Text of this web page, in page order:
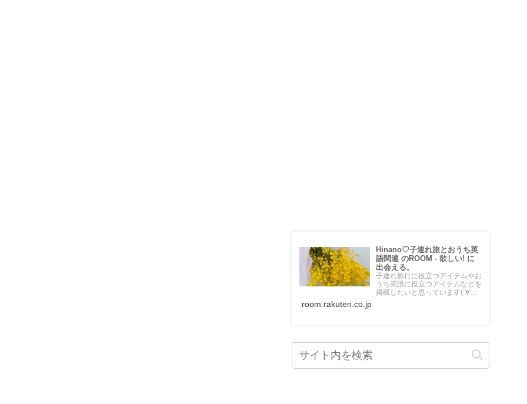
Hinano♡子連れ旅とおうち英
語関連 のROOM - 欲しい! に
出会える。
子連れ旅行に役立つアイテムやお
うち英語に役立つアイテムなどを
掲載したいと思っています(´∀｀
がよろしくお願いします✴︎
room.rakuten.co.jp